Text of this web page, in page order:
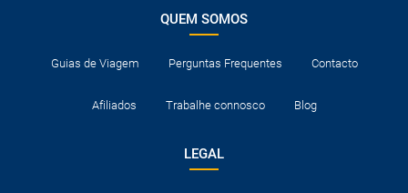
QUEM SOMOS
Guias de Viagem Perguntas Frequentes Contacto
Afiliados Trabalhe connosco Blog
LEGAL